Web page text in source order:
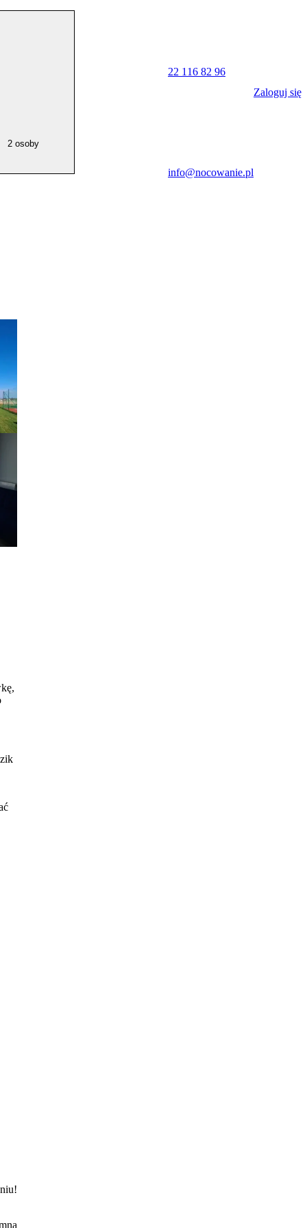
2 osoby
22 116 82 96
info@nocowanie.pl
Zaloguj się